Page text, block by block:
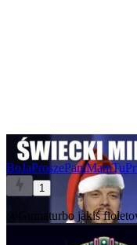
1
@Gumaturbojakiś